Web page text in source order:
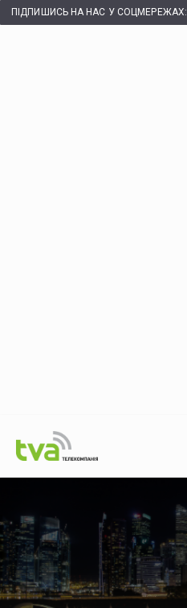
ПІДПИШИСЬ НА НАС У СОЦМЕРЕЖАХ: